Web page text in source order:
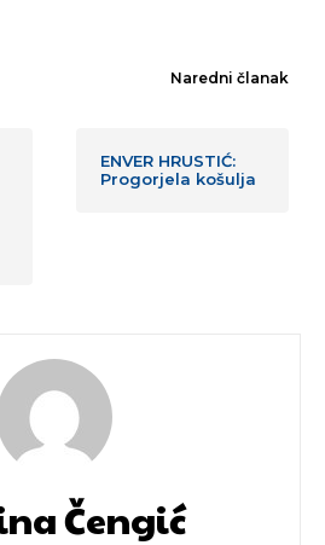
Naredni članak
ENVER HRUSTIĆ:
Progorjela košulja
Čengić